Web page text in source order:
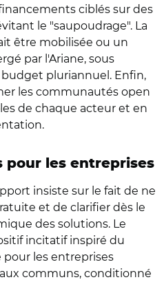
ciblés sur des
le "saupoudrage". La
être mobilisée ou un
par l'Ariane, sous
pluriannuel. Enfin,
les communautés open
de chaque acteur et en
pour les entreprises
insiste sur le fait de ne
et de clarifier dès le
des solutions. Le
incitatif inspiré du
les entreprises
communs, conditionné